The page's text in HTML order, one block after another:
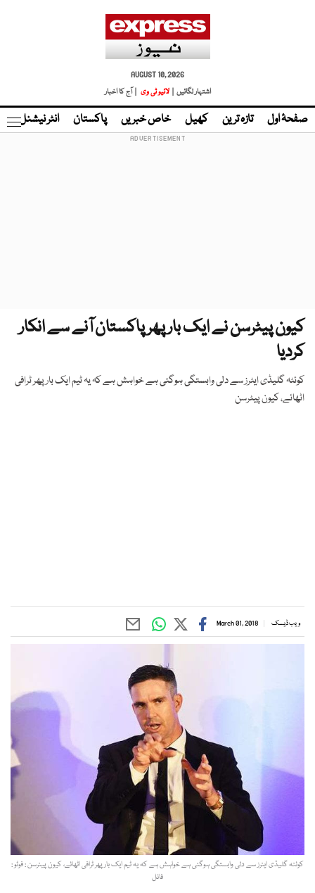
AUGUST 10, 2026
اشتہار لگائیں |
لائیو ٹی وی | آج کا اخبار
صفحۂ اول تازہ ترین کھیل خاص خبریں پاکستان انٹر نیشنل
کیون پیٹرسن نے ایک بار پھر پاکستان آنے سے انکار
کردیا
کوئٹہ گلیڈی ایٹرز سے دلی وابستگی ہوگئی ہے خواہش ہے کہ یہ ٹیم ایک بار پھر ٹرافی
اٹھائے، کیون پیٹرسن
ویب ڈیسک March 01, 2018
کوئٹہ گلیڈی ایٹرز سے دلی وابستگی ہوگئی ہے خواہش ہے کہ یہ ٹیم ایک بار پھر ٹرافی اٹھائے، کیون پیٹرسن : فوٹو :
فائل